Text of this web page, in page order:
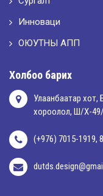
Инноваци
ОЮУТНЫ АПП
Холбоо барих
Улаанбаатар хот,
хороолол, Ш/Х-
(+976) 7015-1919,